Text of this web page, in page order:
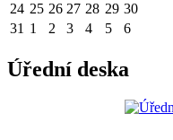
24 25 26 27 28 29 30
31 1 2 3 4 5 6
Úřední deska